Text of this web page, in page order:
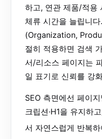
하고, 연관 제품/적용
체류 시간을 늘립니
(Organization,
절히 적용하면 검색
서/리소스 페이지는
일 표기로 신뢰를 강
SEO 측면에선 페이
크립션·H1을 유지하
서 자연스럽게 반복하